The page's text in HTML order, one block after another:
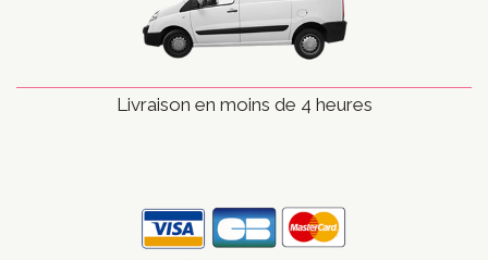
Livraison en moins de 4 heures